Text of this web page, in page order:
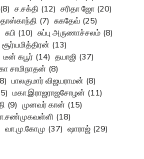
(8) ச.சக்தி (12) சரிதா ஜோ (20)
(7) சுகதேவ் (25)
சுபி (10) சுப்பு அருணாச்சலம் (8)
சூர்யமித்திரன் (13)
டீன் கபூர் (14) தயாஜி (37)
சாமிநாதன் (8)
பாலகுமார் விஜயராமன் (8)
மகா.இராஜராஜசோழன் (11)
(9) முனவர் கான் (15)
(18)
வா.மு.கோமு (37) ஷாராஜ் (29)